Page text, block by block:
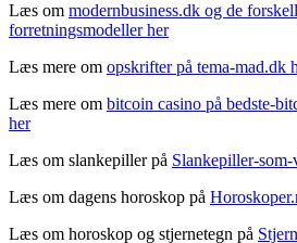
Læs om modernbusiness.dk og de
forretningsmodeller her
Læs mere om opskrifter på tema-mad.dk
Læs mere om bitcoin casino på bedste-
her
Læs om slankepiller på Slankepiller-
Læs om dagens horoskop på
Læs om horoskop og stjernetegn på